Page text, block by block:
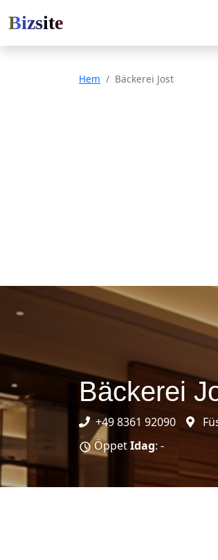
Bizsite
Hem Bäckerei Jost
Bäckerei
+49 8361 92090
ÖppetIdag: -